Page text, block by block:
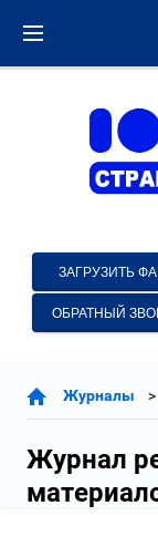
ЗАГРУЗИТЬ
ОБРАТНЫЙ
Журналы
Журнал